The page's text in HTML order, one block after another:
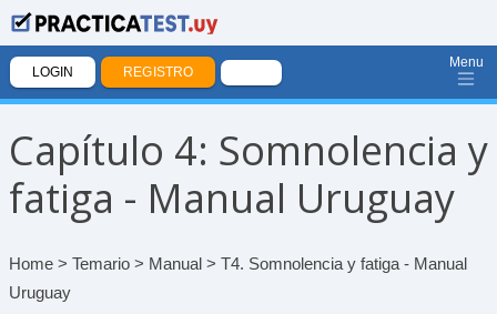
LOGIN REGISTRO
Menu
Capítulo 4: Somnolencia y
fatiga - Manual Uruguay
Home> Temario> Manual> T4. Somnolencia y fatiga - Manual
Uruguay